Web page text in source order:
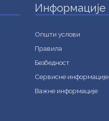
Информације
Општи услови
Правила
Безбедност
Сервисне информације
Важне информације